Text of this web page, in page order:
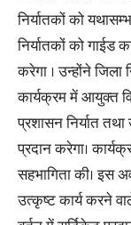
निर्यातकों को
निर्यातकों को
करेगा । उन्होंने जिला
कार्यक्रम में आयुक्त
प्रशासन निर्यात
प्रदान करेगा।
सहभागिता की। इस
उत्कृष्ट कार्य करने